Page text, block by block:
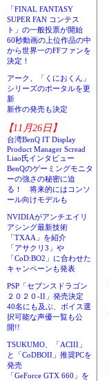
「FINAL FANTASY
SUPER FAN コンテス
ト」の一般投票が開始
60秒動画の上位作品の中
から世界一のFFファンを
決定！
アーク、「くにおくん」
シリーズのポータルを更
新
新作の発売も決定
【11月26日】
台湾BenQ IT Display
Product Manager Scread
Liao氏インタビュー
BenQのゲーミングモニタ
ーの強さの秘密に迫
る！ 将来的にはコンソ
ール向けモデルも
NVIDIAがアンチエイリ
アシング最新技術
「TXAA」を紹介
「アサクリ3」や
「CoD:BO2」に合わせた
キャンペーンも発表
PSP「セブンスドラゴン
２０２０-II」発売決定
40名にも及ぶ、ボイス選
択可能な声優一覧も公
開!!
TSUKUMO、「ACIII」
と「CoDBOII」推奨PCを
発売
「GeForce GTX 660」を